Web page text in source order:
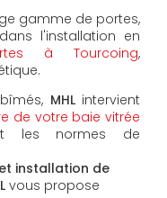
gamme de portes,
l'installation en
à Tourcoing,
MHLintervient
de votre baie vitrée
les normes de
installation de
vous propose